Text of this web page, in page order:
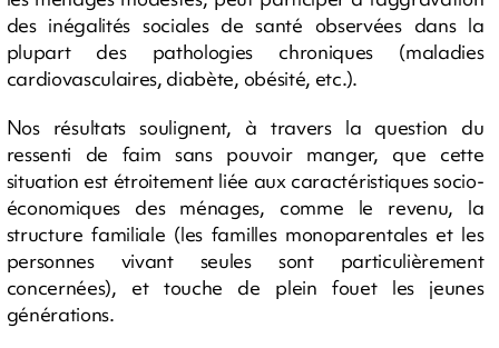
des inégalités sociales de santé observées dans la
plupart des pathologies chroniques (maladies
cardiovasculaires, diabète, obésité, etc.).
Nos résultats soulignent, à travers la question du
ressenti de faim sans pouvoir manger, que cette
situation est étroitement liée aux caractéristiques socio-
économiques des ménages, comme le revenu, la
structure familiale (les familles monoparentales et les
personnes vivant seules sont particulièrement
concernées), et touche de plein fouet les jeunes
générations.